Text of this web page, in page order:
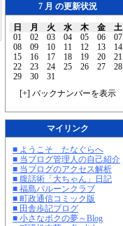
7 月 の更新状況
日 月 火 水 木 金
土
01
02 03 04 05 06
07
08
09 10 11 12 13
14
15
16 17 18 19 20
21
22
23 24 25 26 27
28
29
30
31
[+] バックナンバーを表示
マイリンク
■ ようこそ たなぐらへ
■ 当ブログ管理人の自己紹介
■ 当ブログのアクセス解析
■ 腹話術「大ちゃん」日記
■ 福島バルーンクラブ
■ 町政通信コミック版
■ 田舎歩記ブログ
■ 小さなボクの夢～Blog